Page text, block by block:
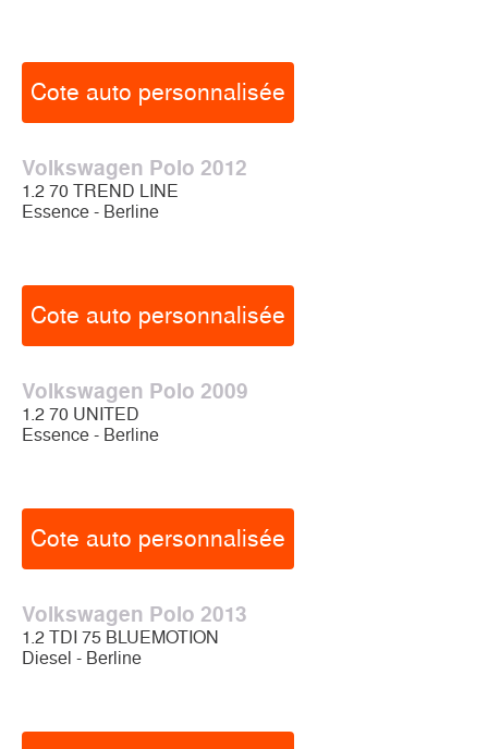
Cote auto personnalisée
Volkswagen Polo 2012
1.2 70 TREND LINE
Essence - Berline
Cote auto personnalisée
Volkswagen Polo 2009
1.2 70 UNITED
Essence - Berline
Cote auto personnalisée
Volkswagen Polo 2013
1.2 TDI 75 BLUEMOTION
Diesel - Berline